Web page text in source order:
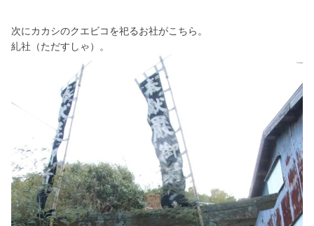
次にカカシのクエビコを祀るお社がこちら。
糺社（ただすしゃ）。